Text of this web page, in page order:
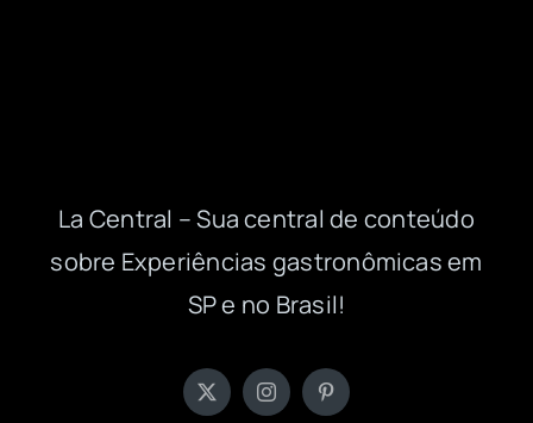
La Central – Sua central de conteúdo
sobre Experiências gastronômicas em
SP e no Brasil!